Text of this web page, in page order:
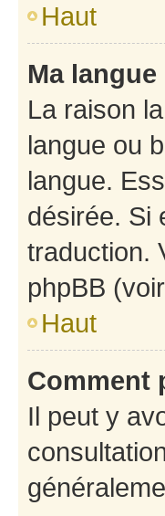
Haut
Ma
La raison
langue ou
langue.
désirée. Si
traduction.
phpBB
Haut
Comment
Il peut y